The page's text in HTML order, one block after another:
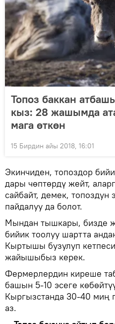
Топоз баккан
кыз: 28 жашымда
мага өткөн
15 Бирдин айы 2018, 16:01
Экинчиден, топоздор
дары чөптөрдү жейт,
сайбайт, демек, топоздун
пайдалуу да болот.
Мындан тышкары, бизде
бийик тоолуу шартта
Кыртышы бузулуп
жайышыбыз керек.
Фермерлердин киреше
башын 5-10 эсеге
Кыргызстанда 30-40 миң
аз.